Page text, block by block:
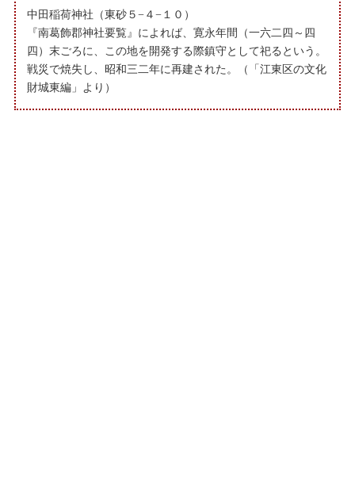
中田稲荷神社（東砂５−４−１０）
『南葛飾郡神社要覧』によれば、寛永年間（一六二四～四
四）末ごろに、この地を開発する際鎮守として祀るという。
戦災で焼失し、昭和三二年に再建された。（「江東区の文化
財城東編」より）